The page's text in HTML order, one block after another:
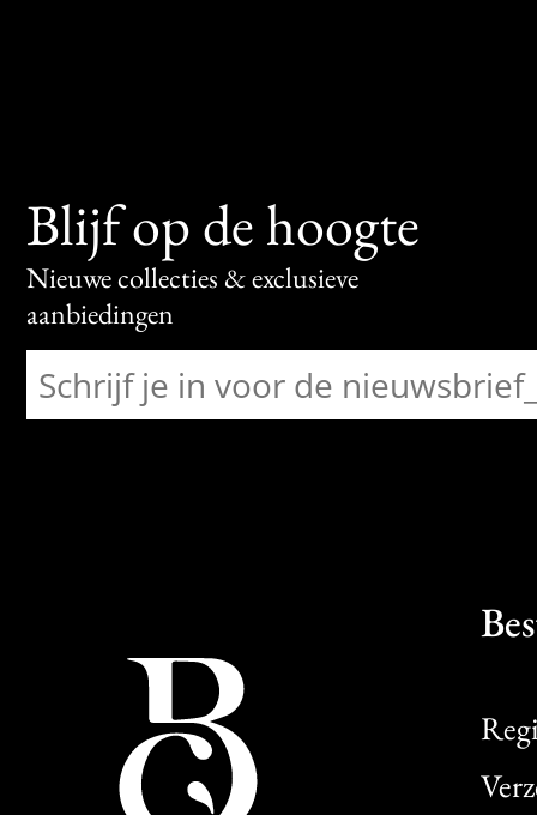
Blijf op de hoogte
Nieuwe collecties & exclusieve
aanbiedingen